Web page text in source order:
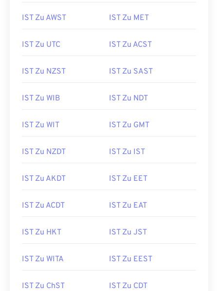
IST Zu AWST IST Zu MET
IST Zu UTC IST Zu ACST
IST Zu NZST IST Zu SAST
IST Zu WIB IST Zu NDT
IST Zu WIT IST Zu GMT
IST Zu NZDT IST Zu IST
IST Zu AKDT IST Zu EET
IST Zu ACDT IST Zu EAT
IST Zu HKT IST Zu JST
IST Zu WITA IST Zu EEST
IST Zu ChST IST Zu CDT